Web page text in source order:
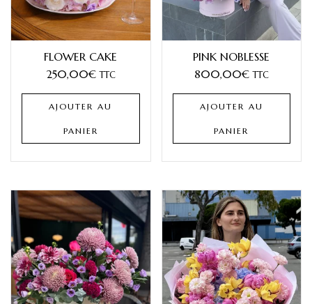
FLOWER CAKE
250,00€ TTC
AJOUTER AU
PANIER
PINK NOBLESSE
800,00€ TTC
AJOUTER AU
PANIER